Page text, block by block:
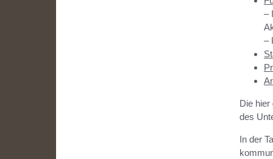
–
–
Die hier
des
In der